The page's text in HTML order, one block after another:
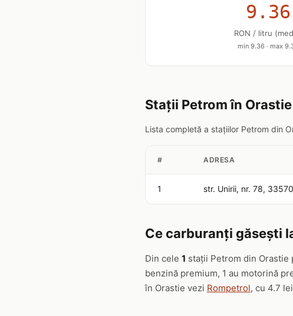
9.36
RON / litru
min 9.36 · max
Stații Petrom în Orastie
Lista completă a stațiilor Petrom din
# ADRESA
1 str. Unirii, nr. 78,
Ce carburanți găsești
Din cele 1 stații Petrom din Orastie
benzină premium, 1 au motorină
în Orastie vezi Rompetrol, cu 4.7